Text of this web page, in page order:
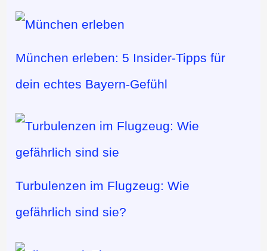
München erleben: 5 Insider-Tipps für
dein echtes Bayern-Gefühl
Turbulenzen im Flugzeug: Wie
gefährlich sind sie?